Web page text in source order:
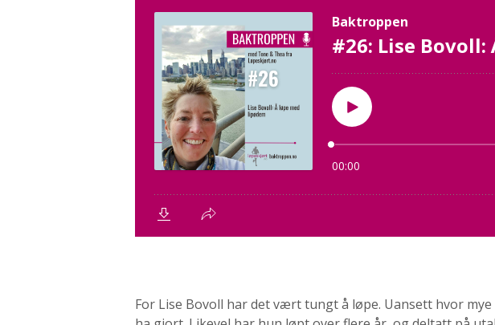
For Lise Bovoll har det vært tungt å løpe. Uansett hvor